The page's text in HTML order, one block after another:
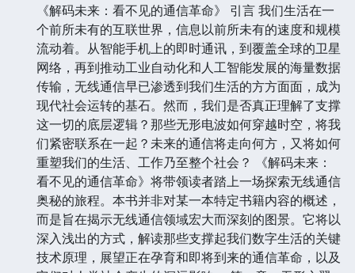
《解码未来：看不见的通信革命》 引言 我们生活在一
个前所未有的互联世界，信息以前所未有的速度和规模
流动着。从智能手机上的即时通讯，到覆盖全球的卫星
网络，再到推动工业自动化和人工智能发展的海量数据
传输，无线通信早已渗透到我们生活的方方面面，成为
现代社会运转的基石。然而，我们是否真正理解了支撑
这一切的底层逻辑？那些无形电波如何穿越时空，将我
们紧密联系在一起？未来的通信将走向何方，又将如何
重塑我们的生活、工作乃至整个社会？ 《解码未来：
看不见的通信革命》将带领读者踏上一场探索无线通信
奥秘的旅程。本书并非对某一本特定书籍内容的概述，
而是旨在揭示无线通信领域宏大而深刻的图景。它将以
深入浅出的方式，解读那些支撑起我们数字生活的关键
技术原理，展望正在孕育和即将到来的通信革命，以及